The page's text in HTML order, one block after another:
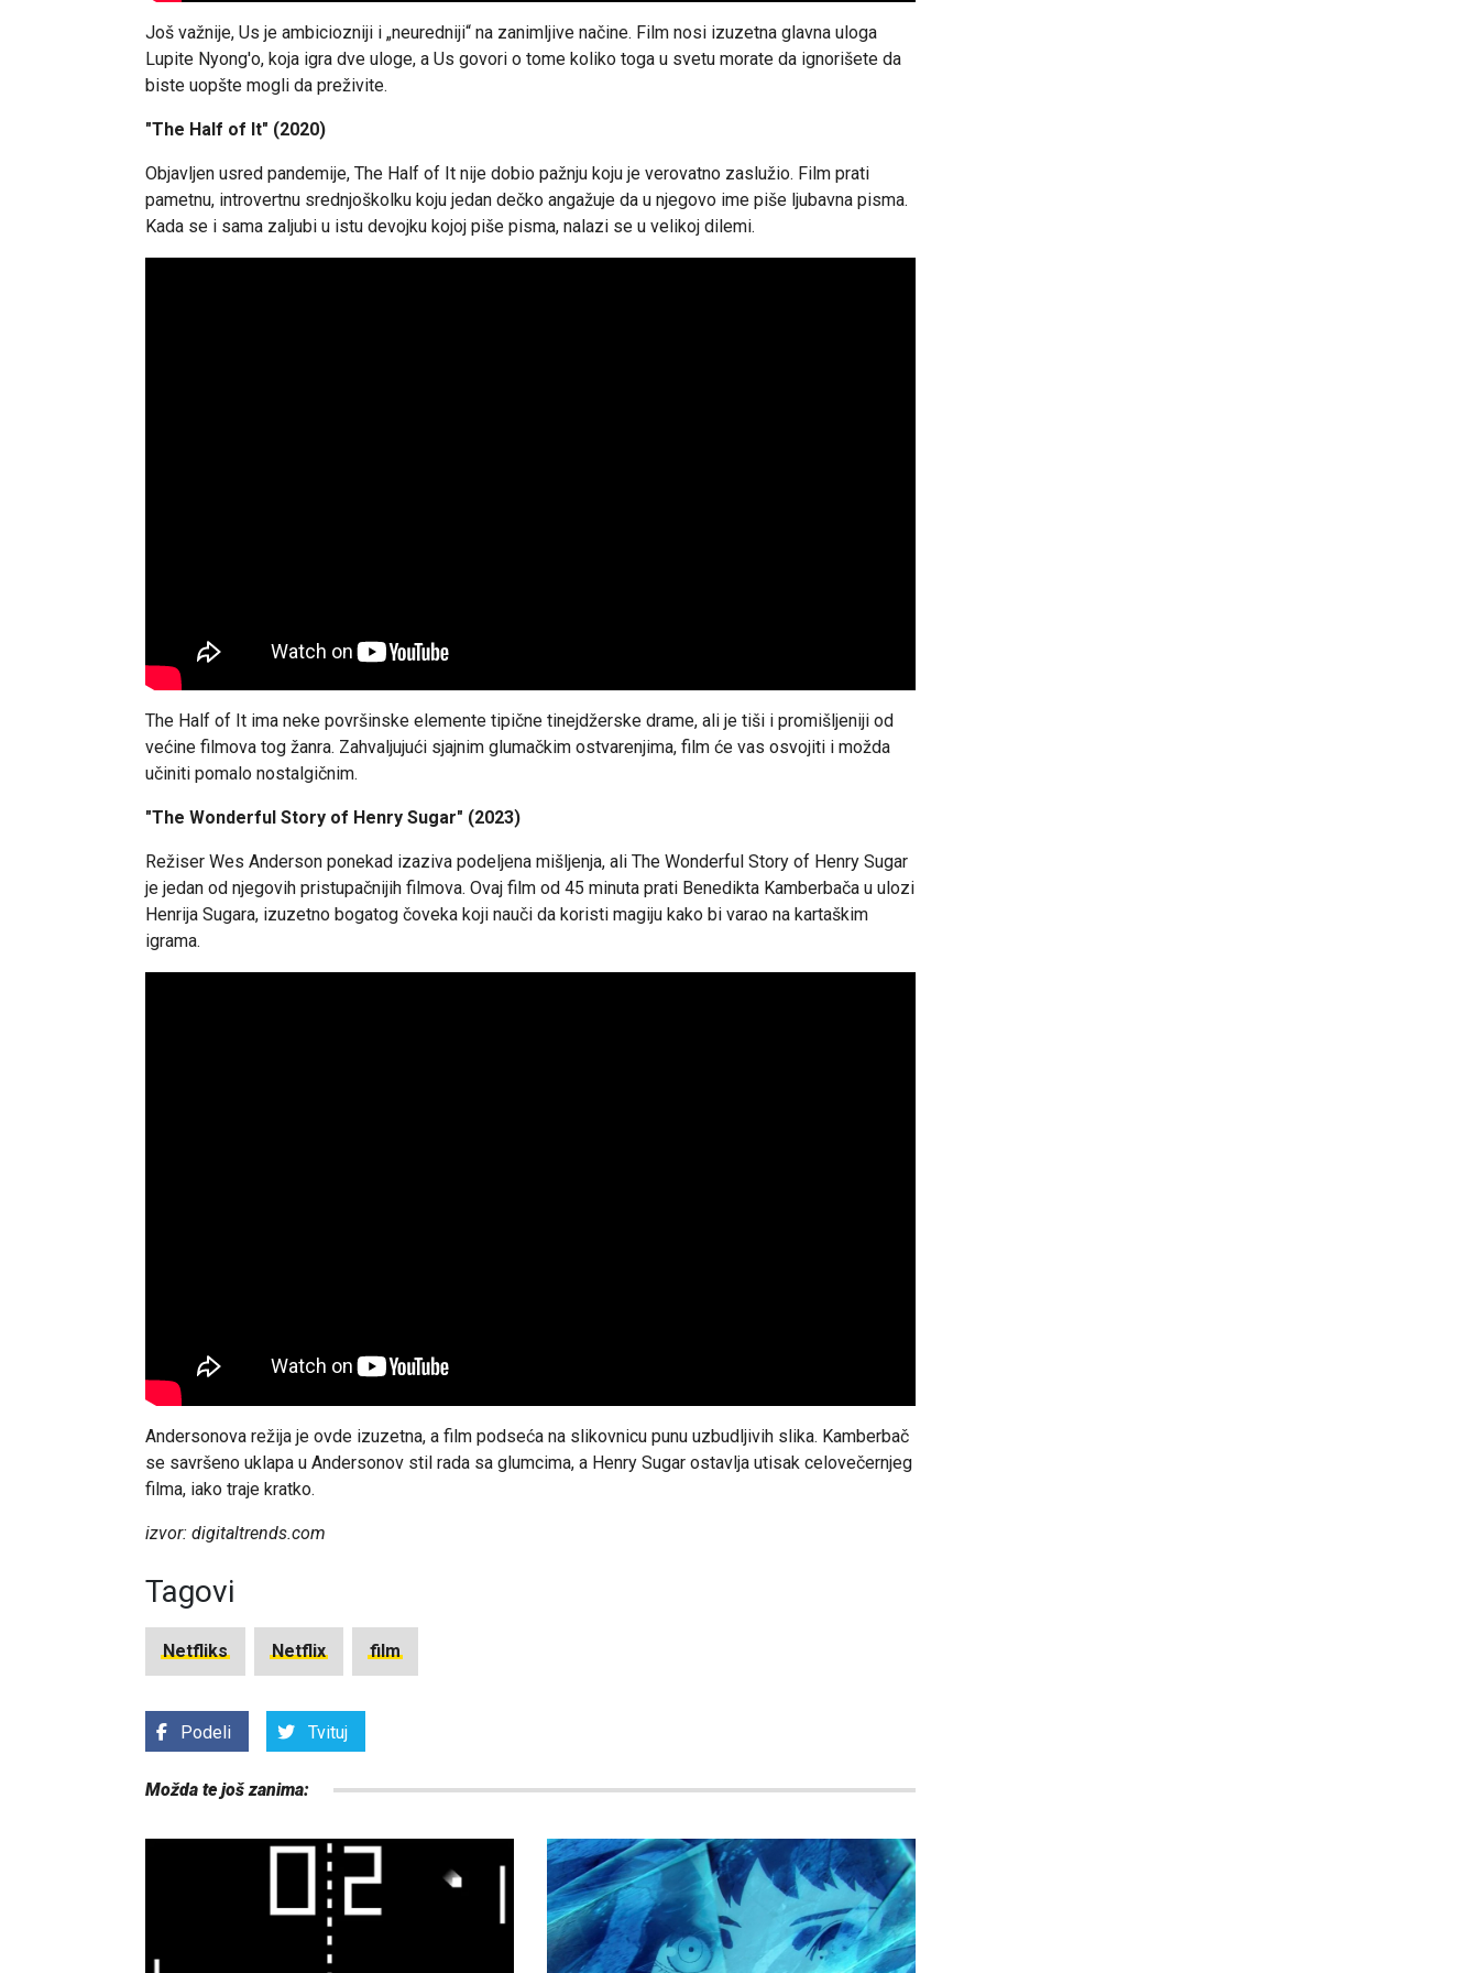
Još važnije, Us je ambiciozniji i „neuredniji“ na zanimljive načine. Film nosi izuzetna glavna uloga
Lupite Nyong'o, koja igra dve uloge, a Us govori o tome koliko toga u svetu morate da ignorišete da
biste uopšte mogli da preživite.
"The Half of It" (2020)
Objavljen usred pandemije, The Half of It nije dobio pažnju koju je verovatno zaslužio. Film prati
pametnu, introvertnu srednjoškolku koju jedan dečko angažuje da u njegovo ime piše ljubavna pisma.
Kada se i sama zaljubi u istu devojku kojoj piše pisma, nalazi se u velikoj dilemi.
The Half of It ima neke površinske elemente tipične tinejdžerske drame, ali je tiši i promišljeniji od
većine filmova tog žanra. Zahvaljujući sjajnim glumačkim ostvarenjima, film će vas osvojiti i možda
učiniti pomalo nostalgičnim.
"The Wonderful Story of Henry Sugar" (2023)
Režiser Wes Anderson ponekad izaziva podeljena mišljenja, ali The Wonderful Story of Henry Sugar
je jedan od njegovih pristupačnijih filmova. Ovaj film od 45 minuta prati Benedikta Kamberbača u ulozi
Henrija Sugara, izuzetno bogatog čoveka koji nauči da koristi magiju kako bi varao na kartaškim
igrama.
Andersonova režija je ovde izuzetna, a film podseća na slikovnicu punu uzbudljivih slika. Kamberbač
se savršeno uklapa u Andersonov stil rada sa glumcima, a Henry Sugar ostavlja utisak celovečernjeg
filma, iako traje kratko.
izvor: digitaltrends.com
Tagovi
Netfliks Netflix film
Podeli Tvituj
Možda te još zanima: